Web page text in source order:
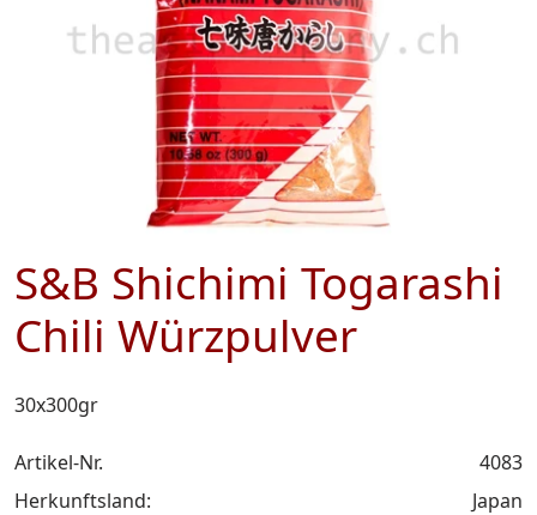
S&B Shichimi Togarashi
Chili Würzpulver
30x300gr
Artikel-Nr.
4083
Herkunftsland:
Japan